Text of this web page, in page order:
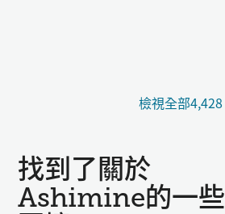
檢視全部4,428
找到了關於
Ashimine的一些